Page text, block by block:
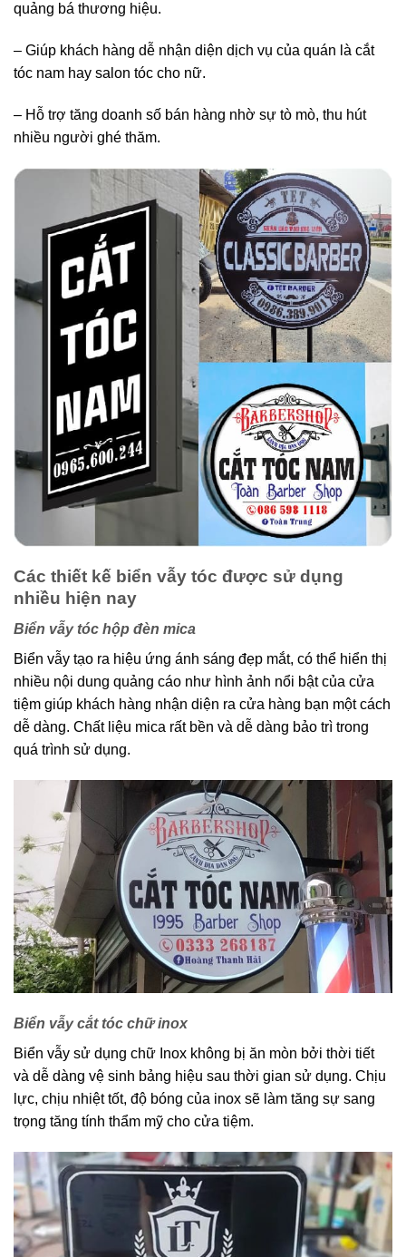
quảng bá thương hiệu.
– Giúp khách hàng dễ nhận diện dịch vụ của quán là cắt
tóc nam hay salon tóc cho nữ.
– Hỗ trợ tăng doanh số bán hàng nhờ sự tò mò, thu hút
nhiều người ghé thăm.
Các thiết kế biển vẫy tóc được sử dụng
nhiều hiện nay
Biển vẫy tóc hộp đèn mica
Biển vẫy tạo ra hiệu ứng ánh sáng đẹp mắt, có thể hiển thị
nhiều nội dung quảng cáo như hình ảnh nổi bật của cửa
tiệm giúp khách hàng nhận diện ra cửa hàng bạn một cách
dễ dàng. Chất liệu mica rất bền và dễ dàng bảo trì trong
quá trình sử dụng.
Biển vẫy cắt tóc chữ inox
Biển vẫy sử dụng chữ Inox không bị ăn mòn bởi thời tiết
và dễ dàng vệ sinh bảng hiệu sau thời gian sử dụng. Chịu
lực, chịu nhiệt tốt, độ bóng của inox sẽ làm tăng sự sang
trọng tăng tính thẩm mỹ cho cửa tiệm.